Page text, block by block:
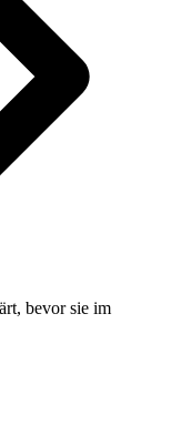
bevor sie im